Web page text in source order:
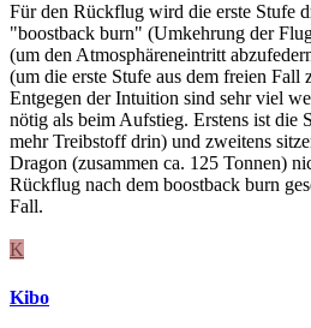
Für den Rückflug wird die erste Stufe
"boostback burn" (Umkehrung der
(um den Atmosphäreneintritt
(um die erste Stufe aus dem freien Fall
Entgegen der Intuition sind sehr viel
nötig als beim Aufstieg. Erstens ist die
mehr Treibstoff drin) und zweitens
Dragon (zusammen ca. 125 Tonnen)
Rückflug nach dem boostback burn
Fall.
K
Kibo